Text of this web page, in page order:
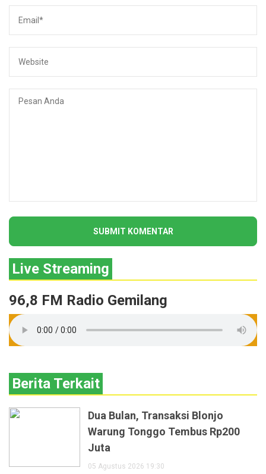
Live Streaming
96,8 FM Radio Gemilang
Berita Terkait
Dua Bulan, Transaksi Blonjo
Warung Tonggo Tembus Rp200
Juta
05 Agustus 2026 19:30